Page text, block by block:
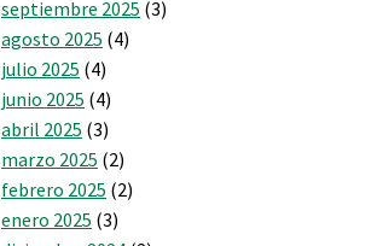
septiembre 2025 (3)
agosto 2025 (4)
julio 2025 (4)
junio 2025 (4)
abril 2025 (3)
marzo 2025 (2)
febrero 2025 (2)
enero 2025 (3)